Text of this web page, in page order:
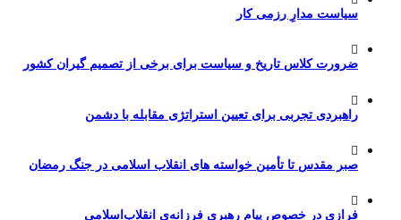
سیاست مدارِ رزمی کار
ضرورت کلاس تاریخ و سیاست برای برخی از تصمیم گیران کشور
راهبردی تجربی برای تعیین استراتژی مقابله با دشمن
صبر مقدس تا تأمین خواسته های انقلاب اسلامی در جنگ رمضان
فرازی در خصوص پیام رهبری فرزانه‌ی انقلاب‌اسلامی